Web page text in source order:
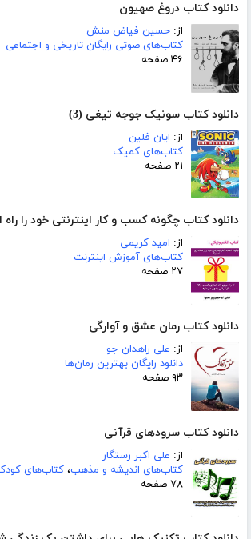
دانلود کتاب دروغ صهیون
از: حسین فیاض منش
کتاب‌های صوتی رایگان تاریخی و اجتماعی
۴۶ صفحه
دانلود کتاب سونیک جوجه تیغی (3)
از: ایان فلین
کتاب‌های کمیک
۲۱ صفحه
دانلود کتاب چگونه کسب و کار اینترنتی خود را راه
از: امید کریمی
کتاب‌های آموزش اینترنت
۲۷ صفحه
دانلود کتاب رمان عشق و آوارگی
از: علی راهدان جو
دانلود رایگان بهترین رمان‌ها
۹۳ صفحه
دانلود کتاب سرودهای قرآنی
از: علی اکبر رستگار
کتاب‌های اندیشه و مذهب، کتاب‌های
۷۸ صفحه